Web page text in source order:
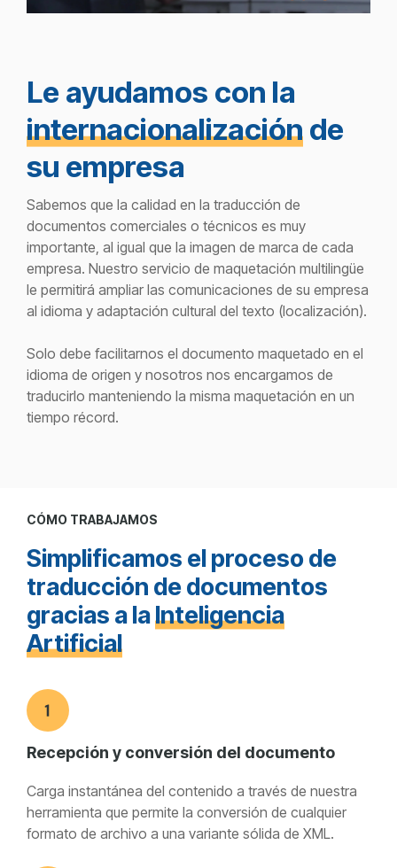
Le ayudamos con la
internacionalización de
su empresa
Sabemos que la calidad en la traducción de
documentos comerciales o técnicos es muy
importante, al igual que la imagen de marca de cada
empresa. Nuestro servicio de maquetación multilingüe
le permitirá ampliar las comunicaciones de su empresa
al idioma y adaptación cultural del texto (localización).
Solo debe facilitarnos el documento maquetado en el
idioma de origen y nosotros nos encargamos de
traducirlo manteniendo la misma maquetación en un
tiempo récord.
CÓMO TRABAJAMOS
Simplificamos el proceso de
traducción de documentos
gracias a laInteligencia
Artificial
Recepción y conversión del documento
Carga instantánea del contenido a través de nuestra
herramienta que permite la conversión de cualquier
formato de archivo a una variante sólida de XML.